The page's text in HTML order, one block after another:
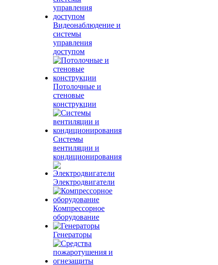
Видеонаблюдение и
системы
управления
доступом
Потолочные и
стеновые
конструкции
Системы
вентиляции и
кондиционирования
Электродвигатели
Компрессорное
оборудование
Генераторы